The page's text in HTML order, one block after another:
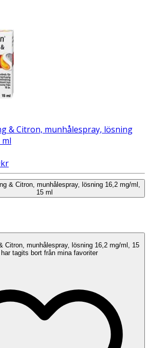
& Citron, munhålespray, lösning
ml
kr
& Citron, munhålespray, lösning 16,2 mg/ml,
15 ml
Citron, munhålespray, lösning 16,2 mg/ml, 15
tagits bort från mina favoriter